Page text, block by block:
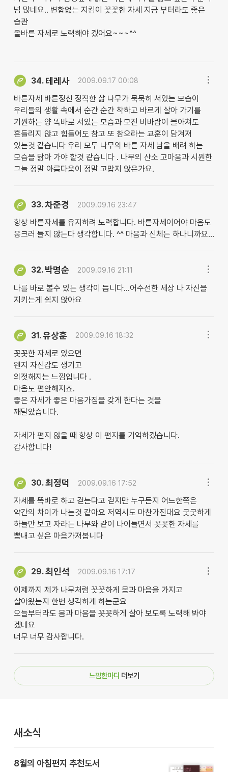
넘 많네요.. 변함없는 지킴이 꼿꼿한 자세 지금 부터라도 좋은
습관
올바른 자세로 노력해야 겠어요~~~^^
34. 테레사 2009.09.17 00:08
바른자세 바른정신 정직한 삶 나무가 묵묵히 서있는 모습이
우리들의 생활 속에서 순간 순간 착하고 바르게 살아 가기를
기원하는 양 똑바로 서있는 모습과 모진 비바람이 몰아쳐도
흔들리지 않고 힘들어도 참고 또 참으라는 교훈이 담겨져
있는것 같습니다 우리 모두 나무의 바른 자세 남을 배려 하는
모습을 닮아 가야 할것 같습니다 . 나무의 산소 고마움과 시원한
그늘 정말 아름다움이 정말 고맙지 않은가요.
33.차준경 2009.09.16 23:47
항상 바른자세를 유지하려 노력합니다. 바른자세이어야 마음도
웅크러 들지 않는다 생각합니다. ^^ 마음과 신체는 하나니까요...
32. 박명순 2009.09.16 21:11
나를 바로 볼수 있는 생각이 듭니다...어수선한 세상 나 자신을
지키는게 쉽지 않아요
31.유상훈 2009.09.16 18:32
꼿꼿한 자세로 있으면
왠지 자신감도 생기고
의젓해지는 느낌입니다 .
마음도 편안해지죠.
좋은 자세가 좋은 마음가짐을 갖게 한다는 것을
깨달았습니다.
자세가 편지 않을 때 항상 이 편지를 기억하겠습니다.
감사합니다!
30.최정덕 2009.09.16 17:52
자세를 똑바로 하고 걷는다고 걷지만 누구든지 어느한쪽은
약간의 차이가 나는것 같아요 저역시도 마찬가진대요 굿굿하게
하늘만 보고 자라는 나무와 같이 나이들면서 꼿꼿한 자세를
뽐내고 싶은 마음가져봅니다
29.최인석 2009.09.16 17:17
이제까지 제가 나무처럼 꼿꼿하게 몸과 마음을 가지고
살아왔는지 한번 생각하게 하는군요
오늘부터라도 몸과 마음을 꼿꼿하게 살아 보도록 노력해 봐야
겠네요
너무 너무 감사합니다.
느낌한마디 더보기
새소식
8월의 아침편지 추천도서